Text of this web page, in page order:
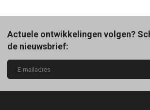
Actuele ontwikkelingen volgen?
de nieuwsbrief: